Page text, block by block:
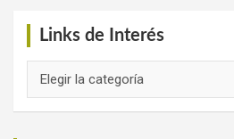
Links de Interés